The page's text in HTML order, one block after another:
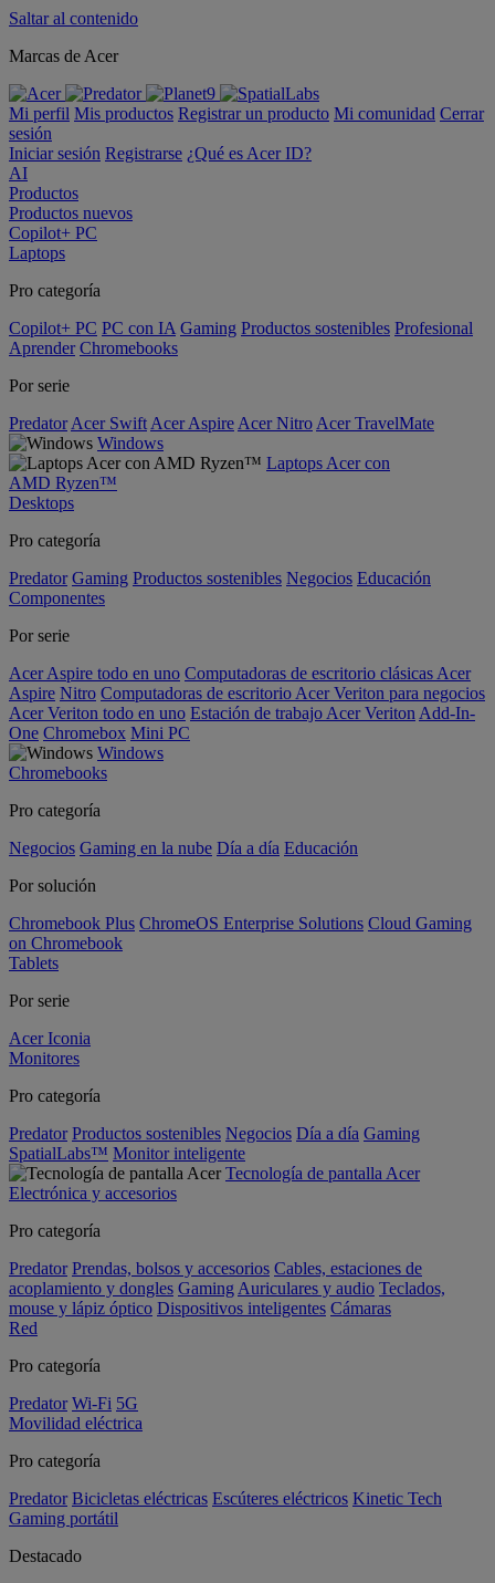
Saltar al contenido
Marcas de Acer
Mi perfil Mis productos Registrar un producto Mi comunidad Cerrar
sesión
Iniciar sesión Registrarse ¿Qué es Acer ID?
AI
Productos
Productos nuevos
Copilot+ PC
Laptops
Pro categoría
Copilot+ PC PC con IA Gaming Productos sostenibles Profesional
Aprender Chromebooks
Por serie
Predator Acer Swift Acer Aspire Acer Nitro Acer TravelMate
Windows
Laptops Acer con
AMD Ryzen™
Desktops
Pro categoría
Predator Gaming Productos sostenibles Negocios Educación
Componentes
Por serie
Acer Aspire todo en uno Computadoras de escritorio clásicas Acer
Aspire Nitro Computadoras de escritorio Acer Veriton para negocios
Acer Veriton todo en uno Estación de trabajo Acer Veriton Add-In-
One Chromebox Mini PC
Windows
Chromebooks
Pro categoría
Negocios Gaming en la nube Día a día Educación
Por solución
Chromebook Plus ChromeOS Enterprise Solutions Cloud Gaming
on Chromebook
Tablets
Por serie
Acer Iconia
Monitores
Pro categoría
Predator Productos sostenibles Negocios Día a día Gaming
SpatialLabs™ Monitor inteligente
Tecnología de pantalla Acer
Electrónica y accesorios
Pro categoría
Predator Prendas, bolsos y accesorios Cables, estaciones de
acoplamiento y dongles Gaming Auriculares y audio Teclados,
mouse y lápiz óptico Dispositivos inteligentes Cámaras
Red
Pro categoría
Predator Wi-Fi 5G
Movilidad eléctrica
Pro categoría
Predator Bicicletas eléctricas Escúteres eléctricos Kinetic Tech
Gaming portátil
Destacado